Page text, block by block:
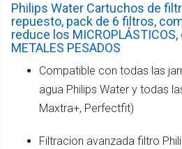
Philips Water Cartuchos de
repuesto, pack de 6 filtros,
reduce los MICROPLÁSTICOS,
METALES PESADOS
Compatible con todas las
agua Philips Water y todas
Maxtra+, Perfectfit)
Filtracion avanzada filtro